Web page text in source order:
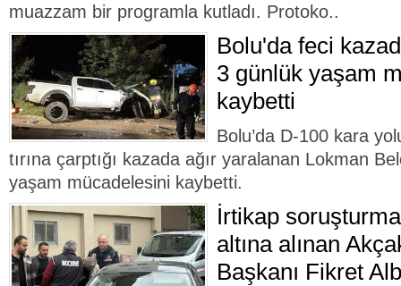
muazzam bir programla kutladı. Protoko..
Bolu'da feci
3 günlük yaşam
kaybetti
Bolu’da D-100 kara
tırına çarptığı kazada ağır yaralanan Lokman
yaşam mücadelesini kaybetti.
İrtikap
altına alınan
Başkanı Fikret